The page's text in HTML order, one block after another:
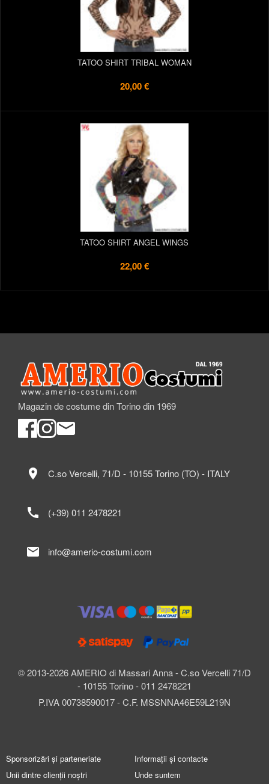
TATOO SHIRT TRIBAL WOMAN
20,00 €
TATOO SHIRT ANGEL WINGS
22,00 €
Magazin de costume din Torino din 1969
© 2013-2026 AMERIO di Massari Anna - C.so Vercelli 71/D
- 10155 Torino - 011 2478221
P.IVA 00738590017 - C.F. MSSNNA46E59L219N
location_on C.so Vercelli, 71/D - 10155 Torino (TO) - ITALY
call (+39) 011 2478221
mail info@amerio-costumi.com
Sponsorizări și parteneriate
Unii dintre clienții noștri
Informații și contacte
Unde suntem